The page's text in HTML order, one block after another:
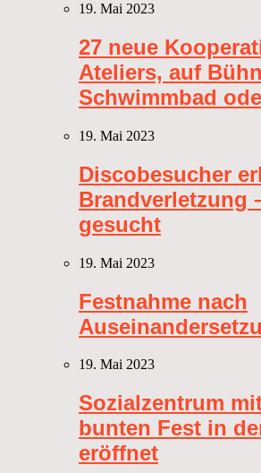
19. Mai 2023
27 neue
Ateliers, auf
Schwimmbad
19. Mai 2023
Discobesucher
Brandverletzung
gesucht
19. Mai 2023
Festnahme nach
19. Mai 2023
Sozialzentrum
bunten Fest in
eröffnet